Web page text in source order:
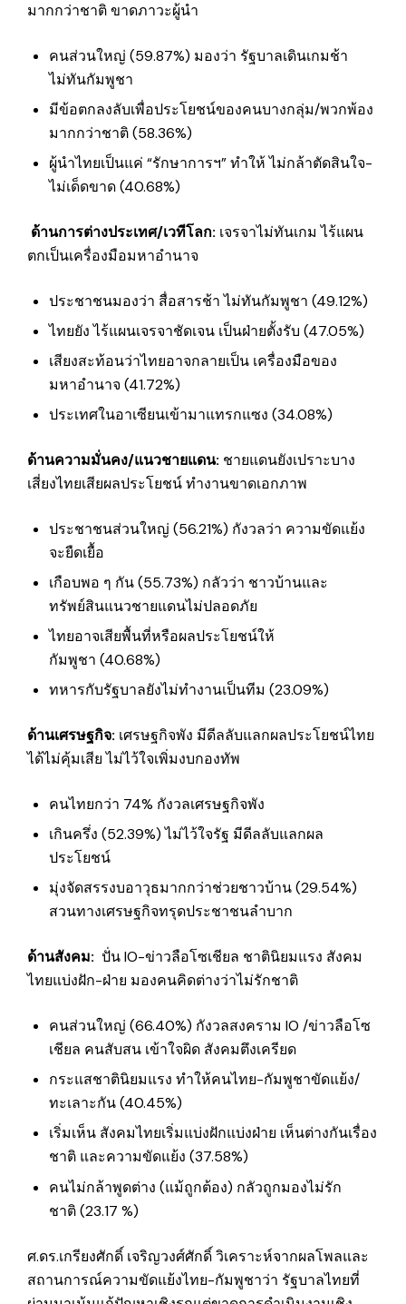
มากกว่าชาติ ขาดภาวะผู้นำ
คนส่วนใหญ่ (59.87%) มองว่า รัฐบาลเดินเกมช้า
ไม่ทันกัมพูชา
มีข้อตกลงลับเพื่อประโยชน์ของคนบางกลุ่ม/พวกพ้อง
มากกว่าชาติ (58.36%)
ผู้นำไทยเป็นแค่ “รักษาการฯ” ทำให้ ไม่กล้าตัดสินใจ-
ไม่เด็ดขาด (40.68%)
ด้านการต่างประเทศ/เวทีโลก: เจรจาไม่ทันเกม ไร้แผน
ตกเป็นเครื่องมือมหาอำนาจ
ประชาชนมองว่า สื่อสารช้า ไม่ทันกัมพูชา (49.12%)
ไทยยัง ไร้แผนเจรจาชัดเจน เป็นฝ่ายตั้งรับ (47.05%)
เสียงสะท้อนว่าไทยอาจกลายเป็น เครื่องมือของ
มหาอำนาจ (41.72%)
ประเทศในอาเซียนเข้ามาแทรกแซง (34.08%)
ด้านความมั่นคง/แนวชายแดน: ชายแดนยังเปราะบาง
เสี่ยงไทยเสียผลประโยชน์ ทำงานขาดเอกภาพ
ประชาชนส่วนใหญ่ (56.21%) กังวลว่า ความขัดแย้ง
จะยืดเยื้อ
เกือบพอ ๆ กัน (55.73%) กลัวว่า ชาวบ้านและ
ทรัพย์สินแนวชายแดนไม่ปลอดภัย
ไทยอาจเสียพื้นที่หรือผลประโยชน์ให้
กัมพูชา (40.68%)
ทหารกับรัฐบาลยังไม่ทำงานเป็นทีม (23.09%)
ด้านเศรษฐกิจ: เศรษฐกิจพัง มีดีลลับแลกผลประโยชน์ไทย
ได้ไม่คุ้มเสีย ไม่ไว้ใจเพิ่มงบกองทัพ
คนไทยกว่า 74% กังวลเศรษฐกิจพัง
เกินครึ่ง (52.39%) ไม่ไว้ใจรัฐ มีดีลลับแลกผล
ประโยชน์
มุ่งจัดสรรงบอาวุธมากกว่าช่วยชาวบ้าน (29.54%)
สวนทางเศรษฐกิจทรุดประชาชนลำบาก
ด้านสังคม: ปั่น IO-ข่าวลือโซเชียล ชาตินิยมแรง สังคม
ไทยแบ่งฝัก-ฝ่าย มองคนคิดต่างว่าไม่รักชาติ
คนส่วนใหญ่ (66.40%) กังวลสงคราม IO /ข่าวลือโซ
เชียล คนสับสน เข้าใจผิด สังคมตึงเครียด
กระแสชาตินิยมแรง ทำให้คนไทย-กัมพูชาขัดแย้ง/
ทะเลาะกัน (40.45%)
เริ่มเห็น สังคมไทยเริ่มแบ่งฝักแบ่งฝ่าย เห็นต่างกันเรื่อง
ชาติ และความขัดแย้ง (37.58%)
คนไม่กล้าพูดต่าง (แม้ถูกต้อง) กลัวถูกมองไม่รัก
ชาติ (23.17 %)
ศ.ดร.เกรียงศักดิ์ เจริญวงศ์ศักดิ์ วิเคราะห์จากผลโพลและ
สถานการณ์ความขัดแย้งไทย-กัมพูชาว่า รัฐบาลไทยที่